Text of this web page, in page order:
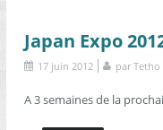
Japan Expo
17 juin 2012 par Tetho
A 3 semaines de la